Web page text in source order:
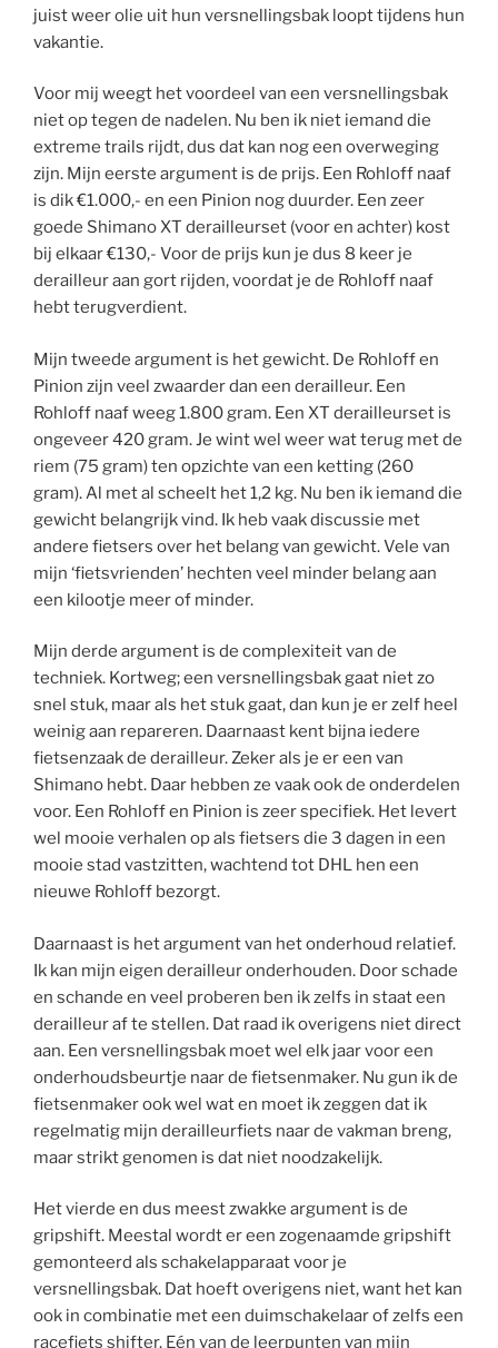
juist weer olie uit hun versnellingsbak loopt tijdens hun
vakantie.
Voor mij weegt het voordeel van een versnellingsbak
niet op tegen de nadelen. Nu ben ik niet iemand die
extreme trails rijdt, dus dat kan nog een overweging
zijn. Mijn eerste argument is de prijs. Een Rohloff naaf
is dik €1.000,- en een Pinion nog duurder. Een zeer
goede Shimano XT derailleurset (voor en achter) kost
bij elkaar €130,- Voor de prijs kun je dus 8 keer je
derailleur aan gort rijden, voordat je de Rohloff naaf
hebt terugverdient.
Mijn tweede argument is het gewicht. De Rohloff en
Pinion zijn veel zwaarder dan een derailleur. Een
Rohloff naaf weeg 1.800 gram. Een XT derailleurset is
ongeveer 420 gram. Je wint wel weer wat terug met de
riem (75 gram) ten opzichte van een ketting (260
gram). Al met al scheelt het 1,2 kg. Nu ben ik iemand die
gewicht belangrijk vind. Ik heb vaak discussie met
andere fietsers over het belang van gewicht. Vele van
mijn ‘fietsvrienden’ hechten veel minder belang aan
een kilootje meer of minder.
Mijn derde argument is de complexiteit van de
techniek. Kortweg; een versnellingsbak gaat niet zo
snel stuk, maar als het stuk gaat, dan kun je er zelf heel
weinig aan repareren. Daarnaast kent bijna iedere
fietsenzaak de derailleur. Zeker als je er een van
Shimano hebt. Daar hebben ze vaak ook de onderdelen
voor. Een Rohloff en Pinion is zeer specifiek. Het levert
wel mooie verhalen op als fietsers die 3 dagen in een
mooie stad vastzitten, wachtend tot DHL hen een
nieuwe Rohloff bezorgt.
Daarnaast is het argument van het onderhoud relatief.
Ik kan mijn eigen derailleur onderhouden. Door schade
en schande en veel proberen ben ik zelfs in staat een
derailleur af te stellen. Dat raad ik overigens niet direct
aan. Een versnellingsbak moet wel elk jaar voor een
onderhoudsbeurtje naar de fietsenmaker. Nu gun ik de
fietsenmaker ook wel wat en moet ik zeggen dat ik
regelmatig mijn derailleurfiets naar de vakman breng,
maar strikt genomen is dat niet noodzakelijk.
Het vierde en dus meest zwakke argument is de
gripshift. Meestal wordt er een zogenaamde gripshift
gemonteerd als schakelapparaat voor je
versnellingsbak. Dat hoeft overigens niet, want het kan
ook in combinatie met een duimschakelaar of zelfs een
racefiets shifter. Eén van de leerpunten van mijn